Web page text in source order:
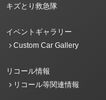
キズとり救急隊
イベントギャラリー
Custom Car Gallery
リコール情報
リコール等関連情報